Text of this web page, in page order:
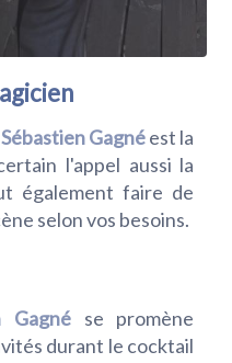
Sébastien Gagnéest la
l'appel aussi la
également faire de
selon vos besoins.
Gagnése promène
durant le cocktail